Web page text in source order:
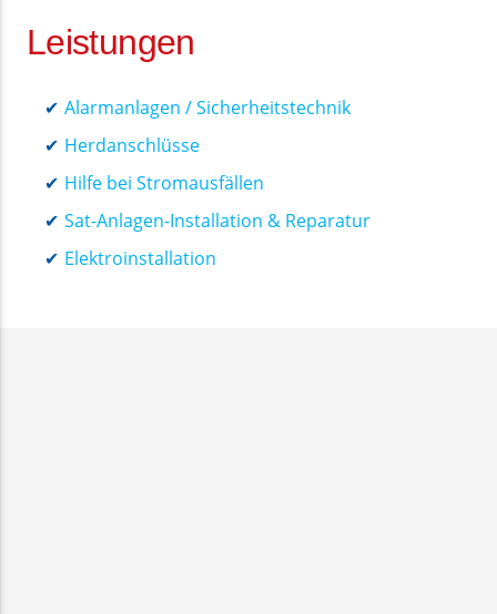
Leistungen
Alarmanlagen / Sicherheitstechnik
Herdanschlüsse
Hilfe bei Stromausfällen
Sat-Anlagen-Installation & Reparatur
Elektroinstallation